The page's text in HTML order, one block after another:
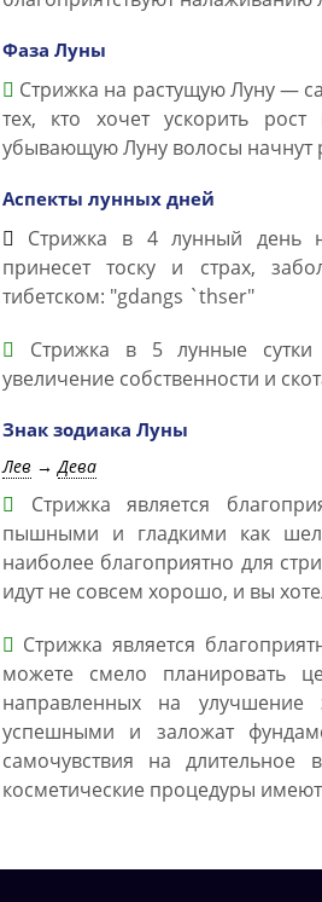
Фаза Луны
Стрижка на растущую Луну —
тех, кто хочет ускорить
убывающую Луну волосы начнут
Аспекты лунных дней
Стрижка в 4 лунный день
принесет тоску и страх,
тибетском: "gdangs `thser"
Стрижка в 5 лунные сутки
увеличение собственности и
Знак зодиака Луны
Лев →Дева
Стрижка является
пышными и гладкими как
наиболее благоприятно для
идут не совсем хорошо, и вы
Стрижка является
можете смело планировать
направленных на улучшение
успешными и заложат
самочувствия на
косметические процедуры